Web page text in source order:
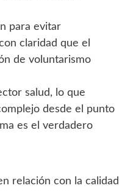
para evitar
claridad que el
de voluntarismo
salud, lo que
desde el punto
es el verdadero
relación con la calidad